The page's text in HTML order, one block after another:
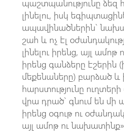
պաշտպանությունը ձեզ
լինելու, իսկ
ապավինածներին`
շահ և ոչ էլ
լինելու իրենց, այլ
իրենց գանձերը էշերին
մեքենաները) բարձած և
հարստությունը
վրա դրած` գնում են մի
իրենց օգութ ու
այլ ամոթ ու նախատինք»